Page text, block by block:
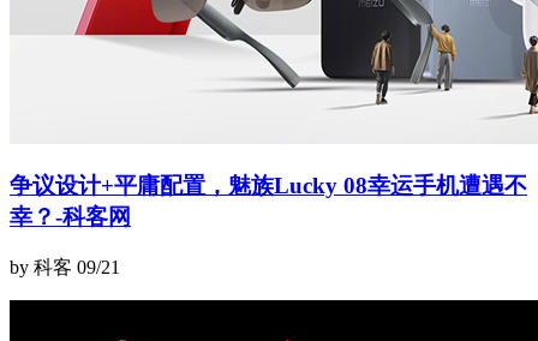
争议设计+平庸配置，魅族Lucky 08幸运手机遭遇不
幸？-科客网
by 科客 09/21